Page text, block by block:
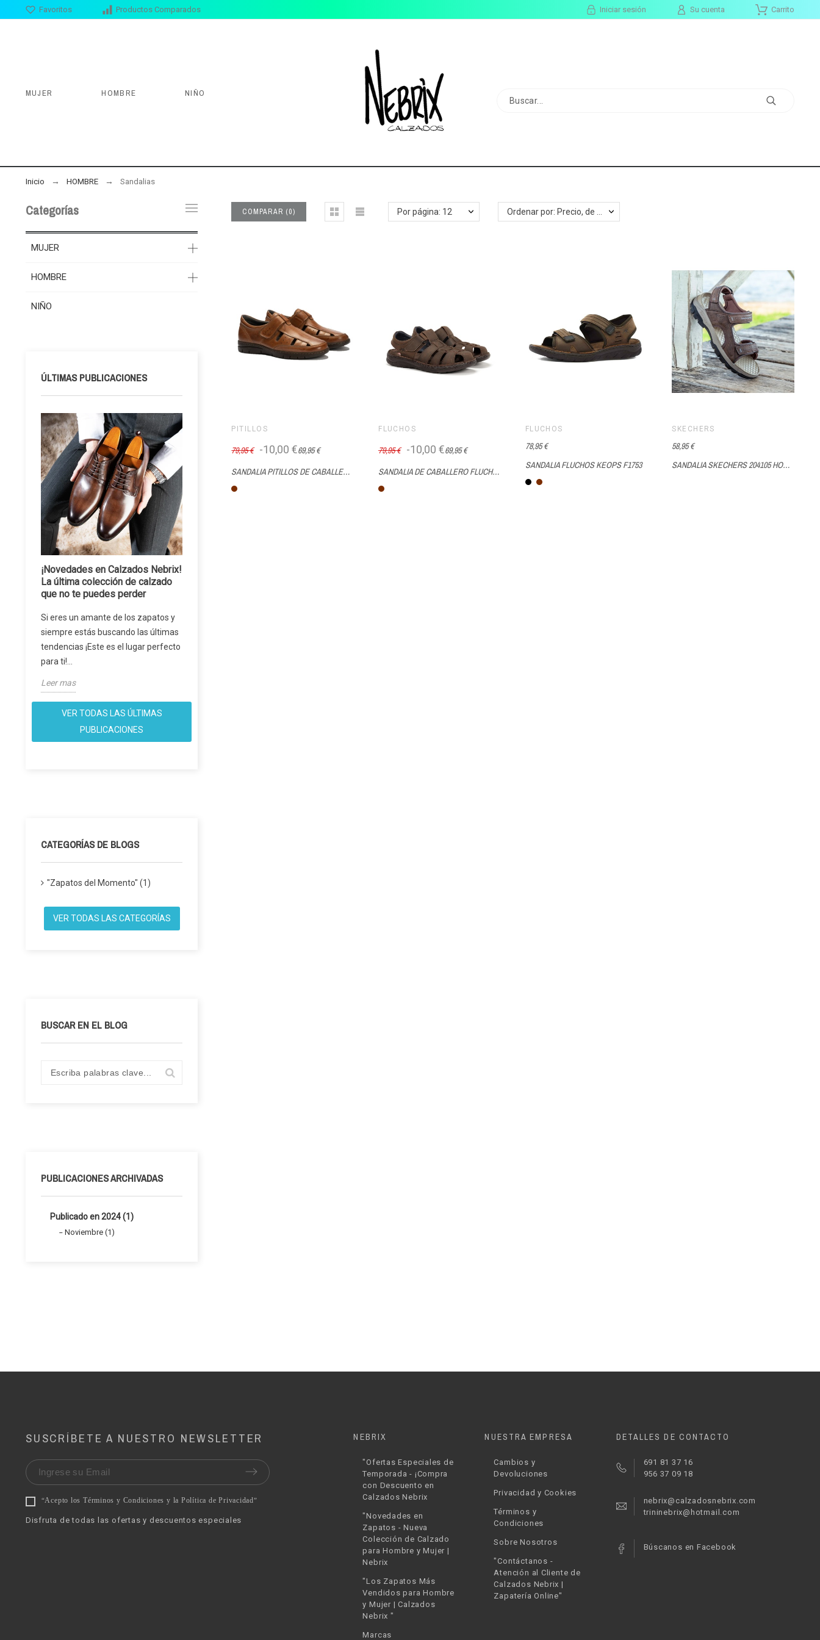
Productos Comparados
Favoritos Iniciar sesión Su cuenta Carrito
MUJER HOMBRE NIÑO
Inicio HOMBRE Sandalias
Categorías
MUJER
HOMBRE
NIÑO
ÚLTIMAS PUBLICACIONES
¡Novedades en Calzados Nebrix!
La última colección de calzado
que no te puedes perder
Si eres un amante de los zapatos y
siempre estás buscando las últimas
tendencias ¡Este es el lugar perfecto
para ti!...
Leer mas
VER TODAS LAS ÚLTIMAS
PUBLICACIONES
CATEGORÍAS DE BLOGS
"Zapatos del Momento" (1)
VER TODAS LAS CATEGORÍAS
BUSCAR EN EL BLOG
PUBLICACIONES ARCHIVADAS
Publicado en 2024 (1)
Noviembre (1)
COMPARAR (0) Por página: 12
PITILLOS
SANDALIA PITILLOS DE CABALLERO PIEL Y PLANTILLA EXTRAÍBLE
79,95 € -10,00 €69,95 €
Marrón
FLUCHOS
SANDALIA DE CABALLERO FLUCHOS F1754
79,95 € -10,00 €69,95 €
Marrón
FLUCHOS
SANDALIA FLUCHOS KEOPS F1753
78,95 €
NegroMarrón
SKECHERS
SANDALIA SKECHERS 204105 HOMBRE
58,95 €
SUSCRÍBETE A NUESTRO NEWSLETTER
“Acepto los Términos y Condiciones y la Política de Privacidad”
Disfruta de todas las ofertas y descuentos especiales
NEBRIX
"Ofertas Especiales de
Temporada - ¡Compra
con Descuento en
Calzados Nebrix
"Novedades en
Zapatos - Nueva
Colección de Calzado
para Hombre y Mujer |
Nebrix
"Los Zapatos Más
Vendidos para Hombre
y Mujer | Calzados
Nebrix "
Marcas
NUESTRA EMPRESA
Cambios y
Devoluciones
Privacidad y Cookies
Términos y
Condiciones
Sobre Nosotros
"Contáctanos -
Atención al Cliente de
Calzados Nebrix |
Zapatería Online"
DETALLES DE CONTACTO
691 81 37 16
956 37 09 18
nebrix@calzadosnebrix.com
trininebrix@hotmail.com
Búscanos en Facebook